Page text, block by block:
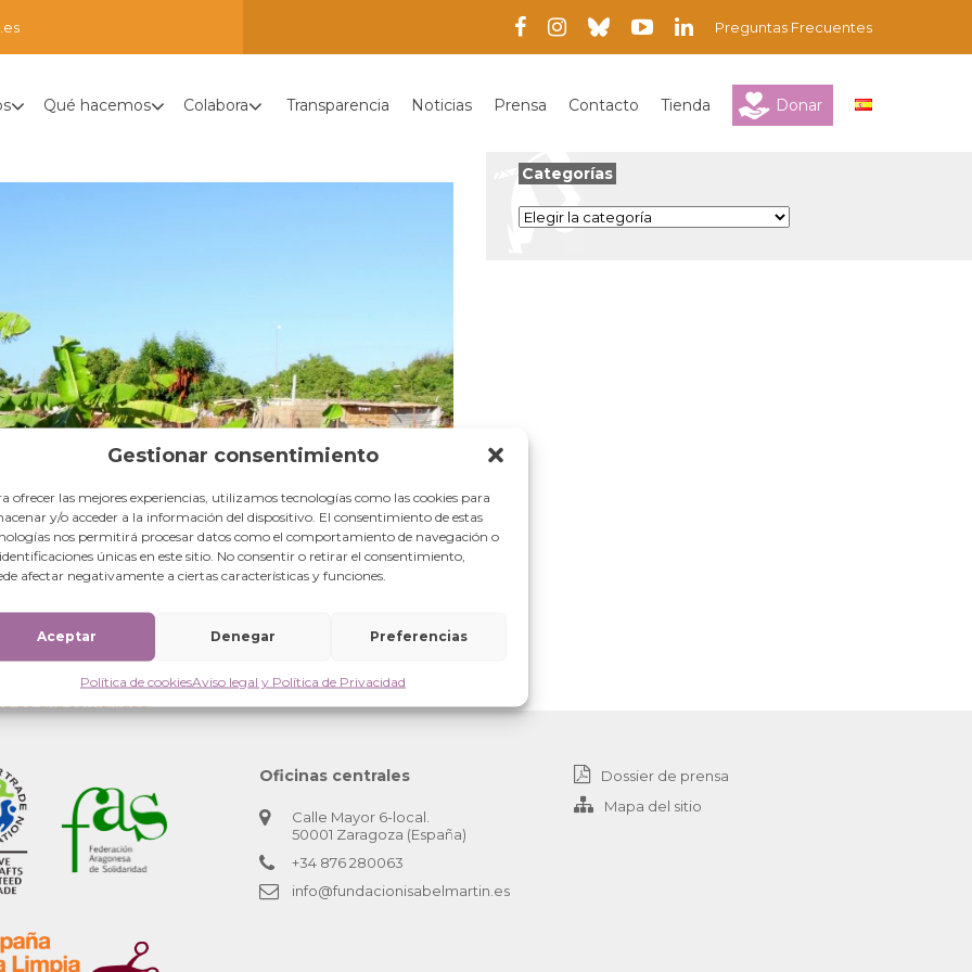
Gestionar consentimiento
ofrecer las mejores experiencias, utilizamos tecnologías como las cookies para
y/o acceder a la información del dispositivo. El consentimiento de estas
nos permitirá procesar datos como el comportamiento de navegación o
únicas en este sitio. No consentir o retirar el consentimiento,
afectar negativamente a ciertas características y funciones.
Aceptar Denegar Preferencias
Política de cookiesAviso legal y Política de Privacidad
Preguntas Frecuentes
Qué hacemos Colabora Transparencia Noticias Prensa Contacto Tienda Donar
de una comunidad.
Categorías
Categorías
Oficinas centrales
Calle Mayor 6-local.
50001 Zaragoza (España)
+34 876 280063
info@fundacionisabelmartin.es
Dossier de prensa
Mapa del sitio